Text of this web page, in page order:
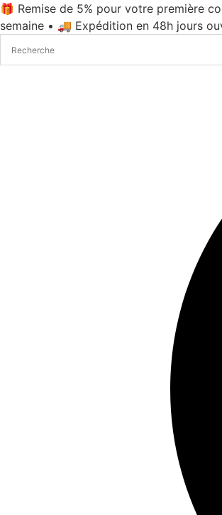
Aller
au
🎁 Remise de 5% pour votre première
semaine • 🚚 Expédition en 48h jours